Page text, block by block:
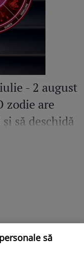
- 2 august
zodie are
să deschidă
să